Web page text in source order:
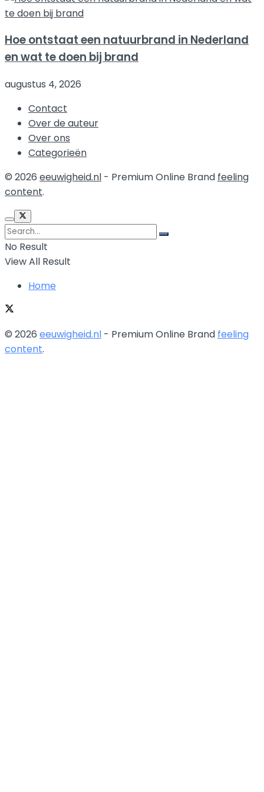
Hoe ontstaat een natuurbrand in Nederland
en wat te doen bij brand
augustus 4, 2026
Contact
Over de auteur
Over ons
Categorieën
© 2026 eeuwigheid.nl - Premium Online Brand feeling
content.
No Result
View All Result
Home
© 2026 eeuwigheid.nl - Premium Online Brand feeling
content.